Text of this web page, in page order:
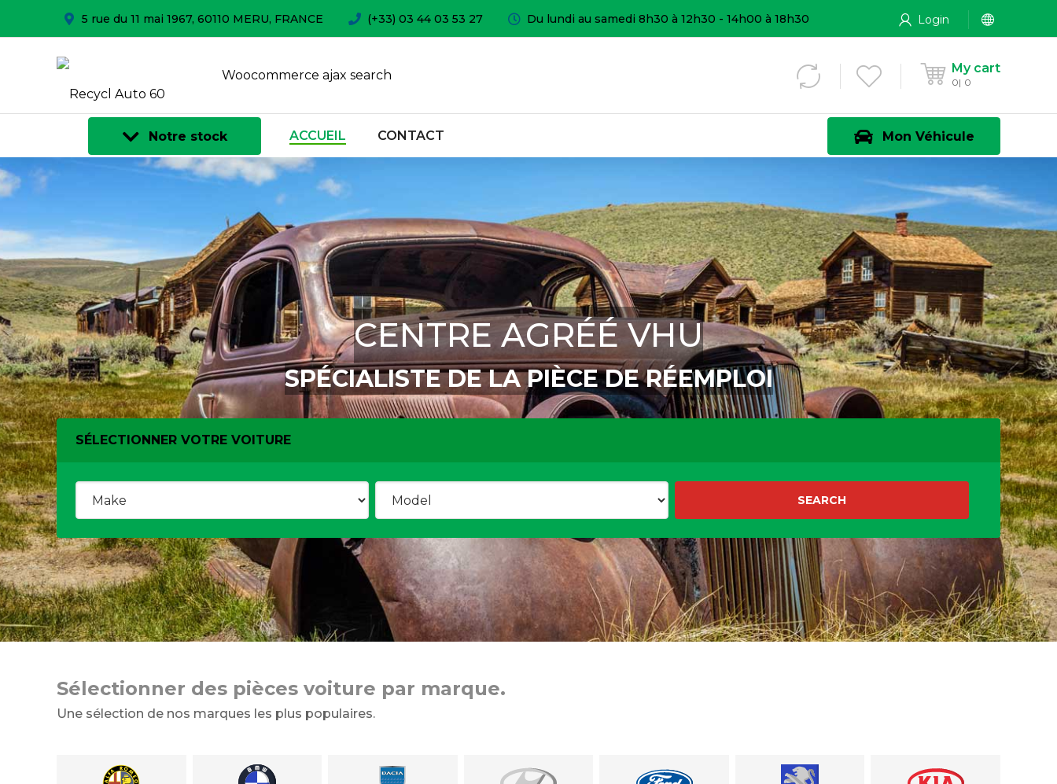
5 rue du 11 mai 1967, 60110 MERU, FRANCE (+33) 03 44 03 53 27 Du lundi au samedi 8h30 à 12h30 - 14h00 à 18h30 Login
Woocommerce ajax search My cart
0 0
Mon Véhicule
Notre stock ACCUEIL CONTACT
CENTRE AGRÉÉ VHU
SPÉCIALISTE DE LA PIÈCE DE RÉEMPLOI
SÉLECTIONNER VOTRE VOITURE
Sélectionner des pièces voiture par marque.
Une sélection de nos marques les plus populaires.